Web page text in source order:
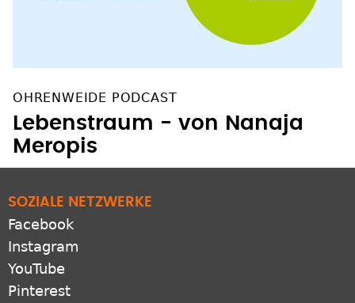
OHRENWEIDE PODCAST
Lebenstraum - von Nanaja
Meropis
SOZIALE NETZWERKE
Facebook
Instagram
YouTube
Pinterest